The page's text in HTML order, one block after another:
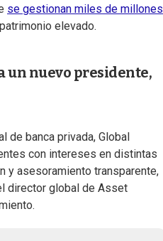
se gestionan miles de millones
elevado.
un nuevo presidente,
de banca privada, Global
con intereses en distintas
y asesoramiento transparente,
director global de Asset